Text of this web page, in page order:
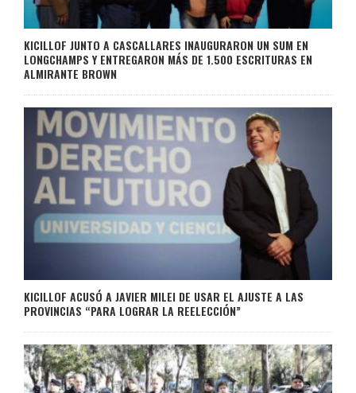
KICILLOF JUNTO A CASCALLARES INAUGURARON UN SUM EN
LONGCHAMPS Y ENTREGARON MÁS DE 1.500 ESCRITURAS EN
ALMIRANTE BROWN
KICILLOF ACUSÓ A JAVIER MILEI DE USAR EL AJUSTE A LAS
PROVINCIAS “PARA LOGRAR LA REELECCIÓN”